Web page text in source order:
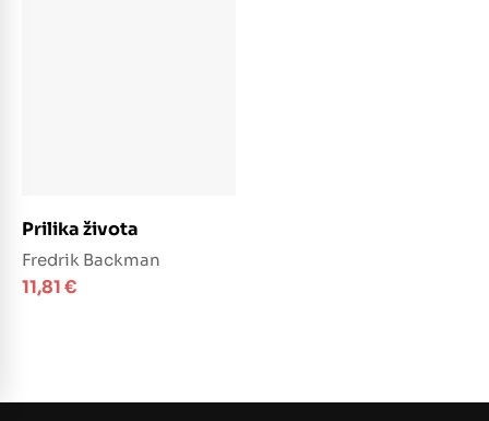
Prilika života
Fredrik Backman
11,81€